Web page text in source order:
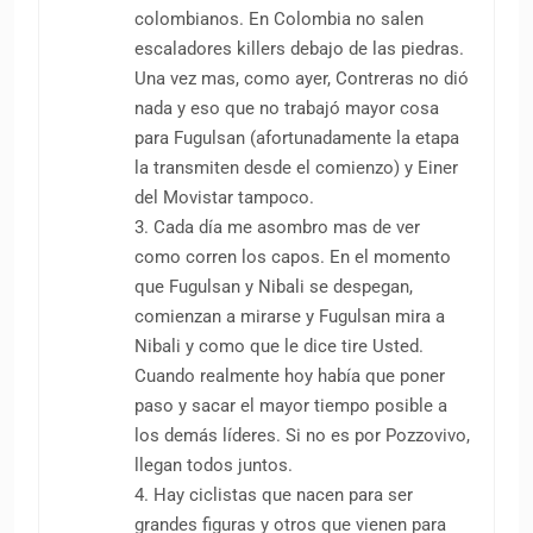
colombianos. En Colombia no salen
escaladores killers debajo de las piedras.
Una vez mas, como ayer, Contreras no dió
nada y eso que no trabajó mayor cosa
para Fugulsan (afortunadamente la etapa
la transmiten desde el comienzo) y Einer
del Movistar tampoco.
3. Cada día me asombro mas de ver
como corren los capos. En el momento
que Fugulsan y Nibali se despegan,
comienzan a mirarse y Fugulsan mira a
Nibali y como que le dice tire Usted.
Cuando realmente hoy había que poner
paso y sacar el mayor tiempo posible a
los demás líderes. Si no es por Pozzovivo,
llegan todos juntos.
4. Hay ciclistas que nacen para ser
grandes figuras y otros que vienen para